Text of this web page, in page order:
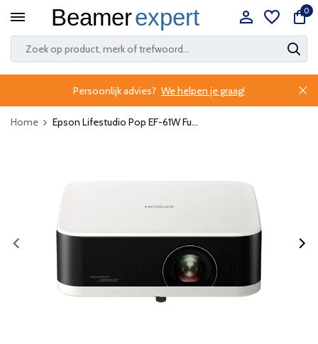
0
Persoonlijk advies? We helpen je graag!
Home Epson Lifestudio Pop EF-61W Fu...